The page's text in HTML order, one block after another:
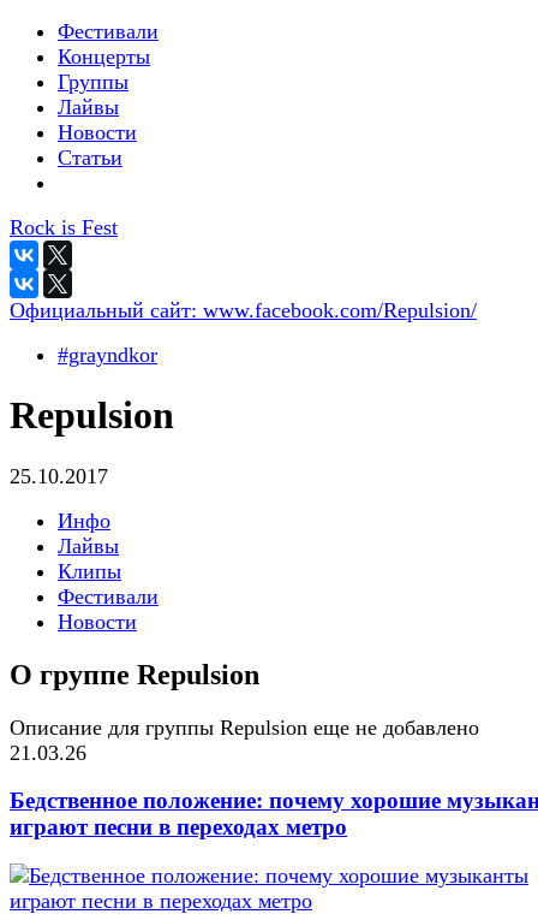
Фестивали
Концерты
Группы
Лайвы
Новости
Статьи
Rock is Fest
Официальный сайт: www.facebook.com/Repulsion/
#grayndkor
Repulsion
25.10.2017
Инфо
Лайвы
Клипы
Фестивали
Новости
О группе Repulsion
Описание для группы Repulsion еще не добавлено
21.03.26
Бедственное положение: почему хорошие
играют песни в переходах метро